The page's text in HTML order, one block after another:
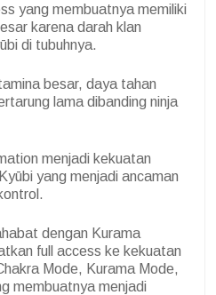
yang membuatnya memiliki
karena darah klan
di tubuhnya.
besar, daya tahan
lama dibanding ninja
menjadi kekuatan
yang menjadi ancaman
dengan Kurama
full access ke kekuatan
Mode, Kurama Mode,
membuatnya menjadi